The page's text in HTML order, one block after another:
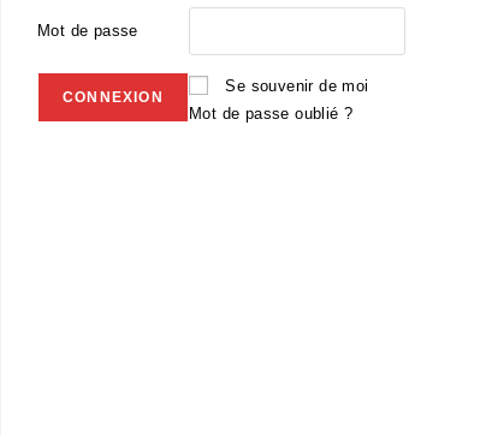
Mot de passe
Se souvenir de moi
Mot de passe oublié ?